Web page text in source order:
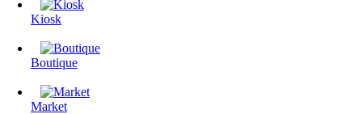
Kiosk
Boutique
Market